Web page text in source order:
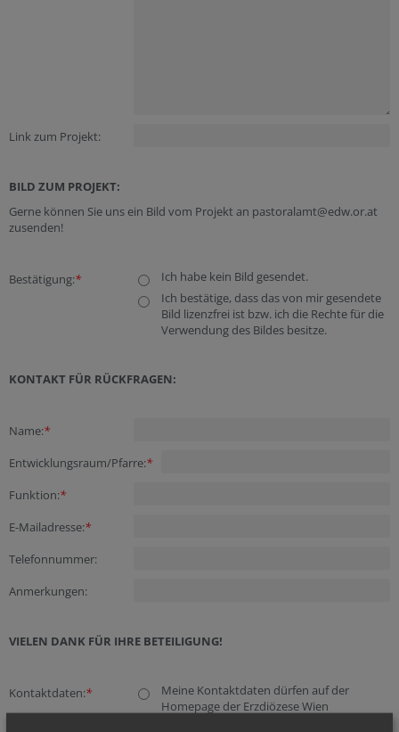
Link zum Projekt:
BILD ZUM PROJEKT:
Gerne können Sie uns ein Bild vom Projekt an pastoralamt@edw.or.at
zusenden!
Bestätigung:*
Ich habe kein Bild gesendet.
Ich bestätige, dass das von mir gesendete
Bild lizenzfrei ist bzw. ich die Rechte für die
Verwendung des Bildes besitze.
KONTAKT FÜR RÜCKFRAGEN:
Name:*
Entwicklungsraum/Pfarre:*
Funktion:*
E-Mailadresse:*
Telefonnummer:
Anmerkungen:
VIELEN DANK FÜR IHRE BETEILIGUNG!
Kontaktdaten:*
Meine Kontaktdaten dürfen auf der
Homepage der Erzdiözese Wien